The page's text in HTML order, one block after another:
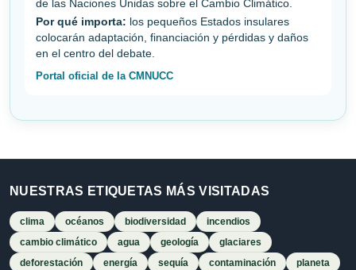
de las Naciones Unidas sobre el Cambio Climático.
Por qué importa: los pequeños Estados insulares
colocarán adaptación, financiación y pérdidas y daños
en el centro del debate.
Portal oficial de la CMNUCC
NUESTRAS ETIQUETAS MÁS VISITADAS
clima océanos biodiversidad
incendios
cambio climático
agua geología
glaciares
deforestación
energía sequía contaminación
planeta